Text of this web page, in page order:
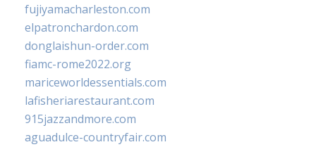
fujiyamacharleston.com
elpatronchardon.com
donglaishun-order.com
fiamc-rome2022.org
mariceworldessentials.com
lafisheriarestaurant.com
915jazzandmore.com
aguadulce-countryfair.com